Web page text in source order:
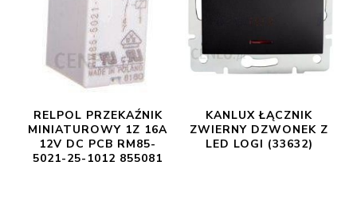
RELPOL PRZEKAŹNIK
MINIATUROWY 1Z 16A
12V DC PCB RM85-
5021-25-1012 855081
KANLUX ŁĄCZNIK
ZWIERNY DZWONEK Z
LED LOGI (33632)